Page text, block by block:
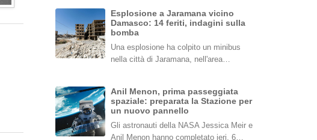
Esplosione a Jaramana vicino
Damasco: 14 feriti, indagini sulla
bomba
Una esplosione ha colpito un minibus
nella città di Jaramana, nell'area…
Anil Menon, prima passeggiata
spaziale: preparata la Stazione per
un nuovo pannello
Gli astronauti della NASA Jessica Meir e
Anil Menon hanno completato ieri, 6…